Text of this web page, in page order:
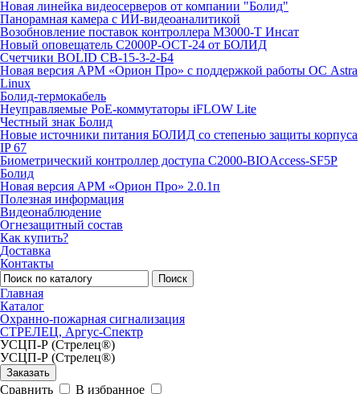
Новая линейка видеосерверов от компании "Болид"
Панорамная камера с ИИ-видеоаналитикой
Возобновление поставок контроллера М3000-Т Инсат
Новый оповещатель С2000Р-ОСТ-24 от БОЛИД
Счетчики BOLID СВ-15-3-2-Б4
Новая версия АРМ «Орион Про» с поддержкой работы ОС Astra
Linux
Болид-термокабель
Неуправляемые PoE-коммутаторы iFLOW Lite
Честный знак Болид
Новые источники питания БОЛИД со степенью защиты корпуса
IP 67
Биометрический контроллер доступа С2000-BIOAccess-SF5P
Болид
Новая версия АРМ «Орион Про» 2.0.1п
Полезная информация
Видеонаблюдение
Огнезащитный состав
Как купить?
Доставка
Контакты
Поиск
Главная
Каталог
Охранно-пожарная сигнализация
СТРЕЛЕЦ, Аргус-Спектр
УСЦП-Р (Стрелец®)
УСЦП-Р (Стрелец®)
Заказать
Сравнить
В избранное